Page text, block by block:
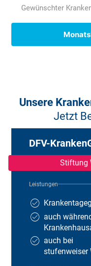
Renten-, 1,3 % Arbeitslosen-
Gewünschter
Unsere
Jetzt
DFV-
Stiftung
Leistungen
auch
auch bei
stufenweiser